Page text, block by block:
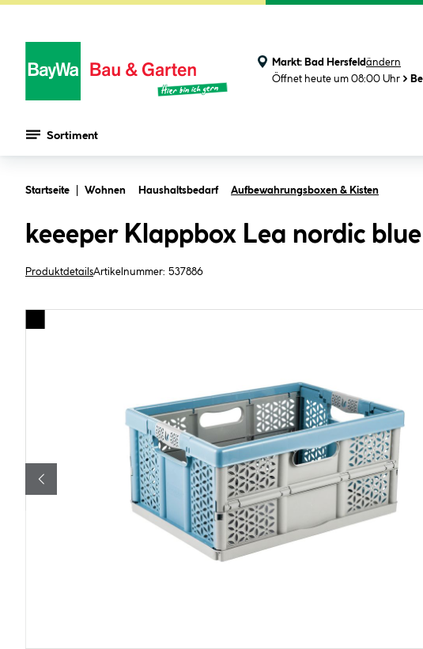
Markt: Bad Hersfeldändern
Öffnet heute um 08:00 Uhr
Sortiment
Startseite Wohnen Haushaltsbedarf Aufbewahrungsboxen & Kisten
keeeper Klappbox Lea nordic
ProduktdetailsArtikelnummer: 537886